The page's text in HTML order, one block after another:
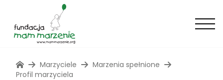
Marzyciele
Marzenia spełnione
Profil marzyciela